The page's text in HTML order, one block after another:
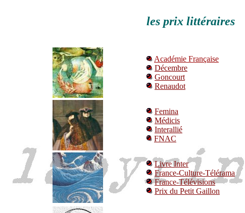
les prix littéraires
Académie Française
Décembre
Goncourt
Renaudot
Femina
Médicis
Interallié
FNAC
Livre Inter
France-Culture-Télérama
France-Télévisions
Prix du Petit Gaillon